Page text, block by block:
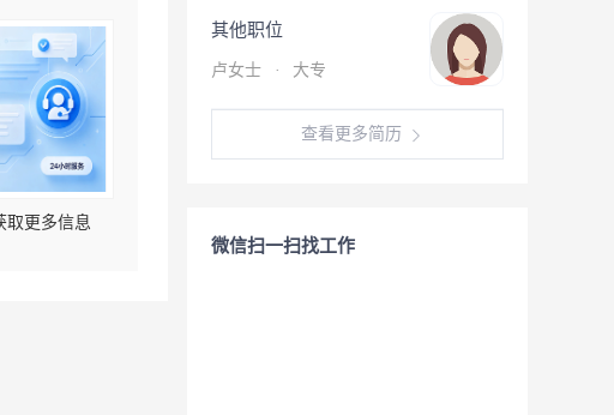
取更多信息
其他职位
卢女士 · 大专
查看更多简历
微信扫一扫找工作